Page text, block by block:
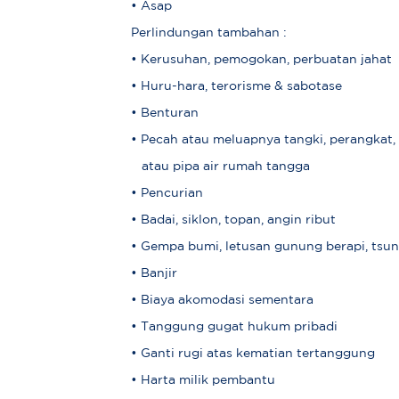
• Asap
Perlindungan tambahan :
• Kerusuhan, pemogokan, perbuatan jahat
• Huru-hara, terorisme & sabotase
• Benturan
• Pecah atau meluapnya tangki, perangkat,
atau pipa air rumah tangga
• Pencurian
• Badai, siklon, topan, angin ribut
• Gempa bumi, letusan gunung berapi,
• Banjir
• Biaya akomodasi sementara
• Tanggung gugat hukum pribadi
• Ganti rugi atas kematian tertanggung
• Harta milik pembantu